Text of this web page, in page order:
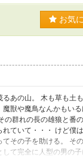
お気
あの山。 木も草も土
獣や魔鳥なんかもい
群れの長の雄狼と番
ていて・・・ けど僕
その子を助ける。 その
て完全に人型の男の子